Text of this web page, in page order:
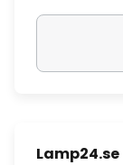
Lamp24.se